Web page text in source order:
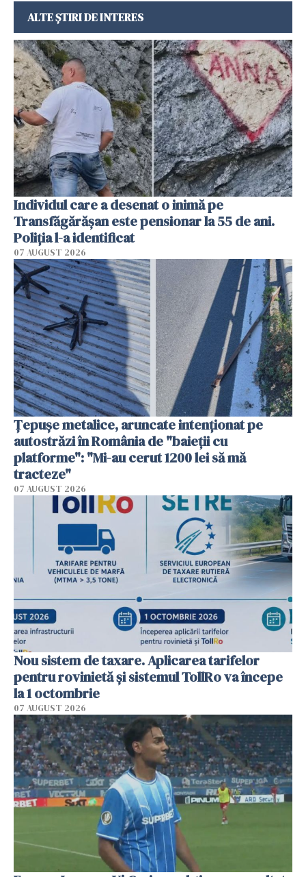
ALTE ȘTIRI DE INTERES
Individul care a desenat o inimă pe
Transfăgărășan este pensionar la 55 de ani.
Poliția l-a identificat
07 AUGUST 2026
Țepușe metalice, aruncate intenționat pe
autostrăzi în România de "baieții cu
platforme": "Mi-au cerut 1200 lei să mă
tracteze"
07 AUGUST 2026
Nou sistem de taxare. Aplicarea tarifelor
pentru rovinietă şi sistemul TollRo va începe
la 1 octombrie
07 AUGUST 2026